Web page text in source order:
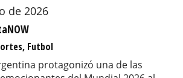
de 2026
Futbol
protagonizó una de las